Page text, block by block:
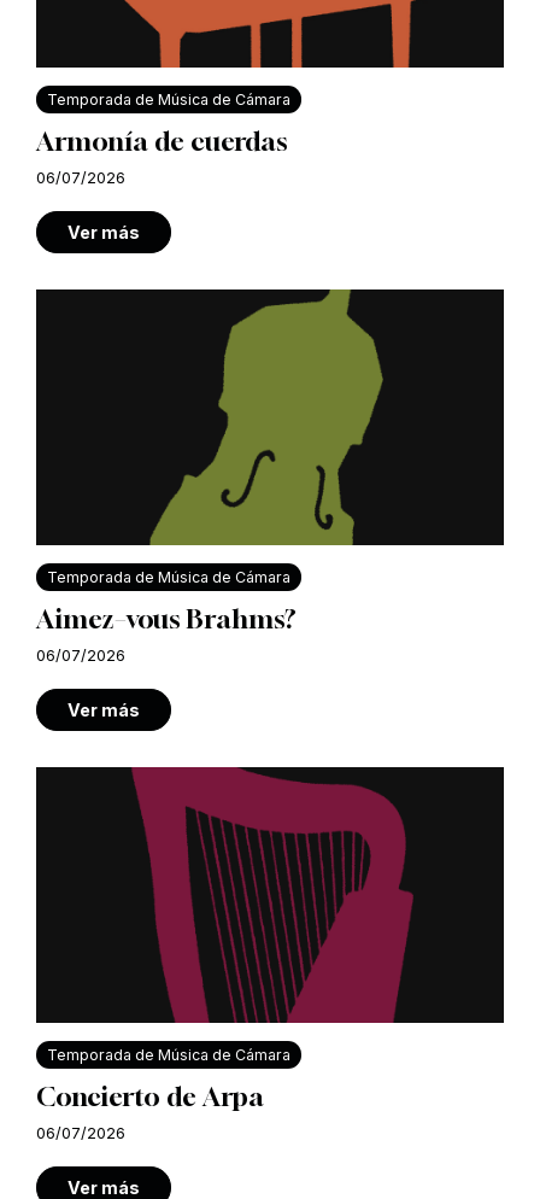
Temporada de Música de Cámara
Armonía de cuerdas
06/07/2026
Ver más
Temporada de Música de Cámara
Aimez–vous Brahms?
06/07/2026
Ver más
Temporada de Música de Cámara
Concierto de Arpa
06/07/2026
Ver más